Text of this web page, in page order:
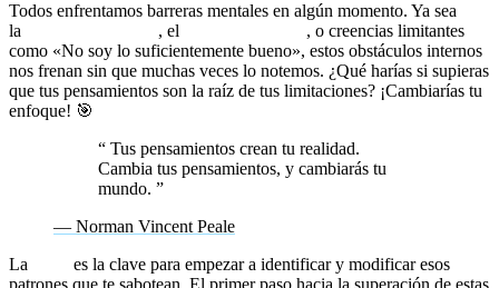
Todos enfrentamos barreras mentales en algún momento. Ya sea
la
, el
, o creencias limitantes
como «No soy lo suficientemente bueno», estos obstáculos internos
nos frenan sin que muchas veces lo notemos. ¿Qué harías si supieras
que tus pensamientos son la raíz de tus limitaciones? ¡Cambiarías tu
enfoque! 🎯
“ Tus pensamientos crean tu realidad.
Cambia tus pensamientos, y cambiarás tu
mundo. ”
— Norman Vincent Peale
La
es la clave para empezar a identificar y modificar esos
patrones que te sabotean. El primer paso hacia la superación de estas